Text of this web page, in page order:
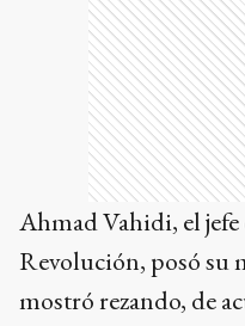
Ahmad Vahidi, el
Revolución, posó su
mostró rezando, de